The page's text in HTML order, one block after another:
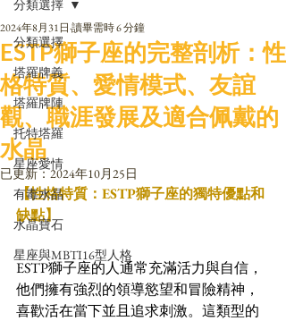
分類選擇
塔羅牌義
塔羅牌陣
托特塔羅
星座愛情
有毒水晶
水晶寶石
星座與MBTI16型人格
分類選擇
ESTP獅子座的完整剖析：性
格特質、愛情模式、友誼
觀、職涯發展及適合佩戴的
水晶
2024年8月31日 讀畢需時 6 分鐘
已更新：2024年10月25日
【性格特質：ESTP獅子座的獨特優點和
缺點】
ESTP獅子座的人通常充滿活力與自信，
他們擁有強烈的領導慾望和冒險精神，
喜歡活在當下並且追求刺激。這類型的